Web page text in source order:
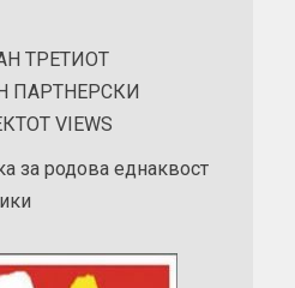
ТРЕТИОТ
ПАРТНЕРСКИ
VIEWS
родова еднаквост